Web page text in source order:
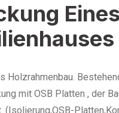
Eines
Holzrahmenbau.
mit OSB Platten , der
(Isolierung,OSB-